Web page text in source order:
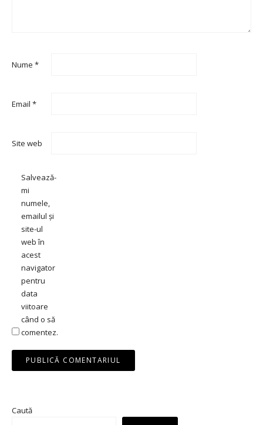
Nume *
Email *
Site web
Salvează-
mi
numele,
emailul și
site-ul
web în
acest
navigator
pentru
data
viitoare
când o să
comentez.
Caută